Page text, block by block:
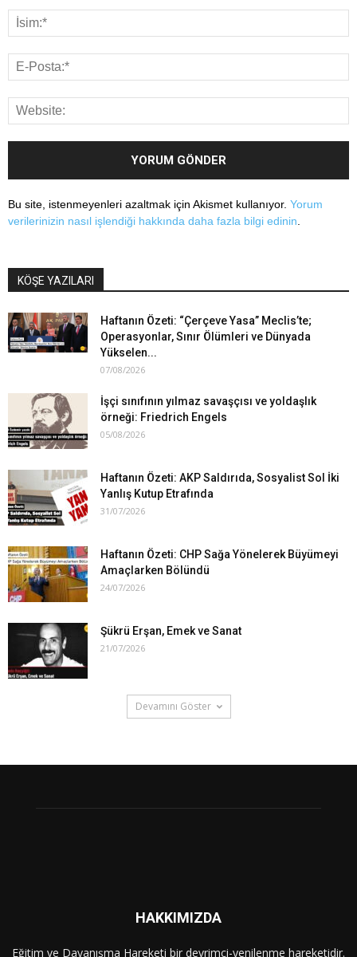
Bu site, istenmeyenleri azaltmak için Akismet kullanıyor. Yorum
verilerinizin nasıl işlendiği hakkında daha fazla bilgi edinin
KÖŞE YAZILARI
Haftanın Özeti: “Çerçeve Yasa” Meclis’te;
Operasyonlar, Sınır Ölümleri ve Dünyada
Yükselen...
07/08/2026
İşçi sınıfının yılmaz savaşçısı ve yoldaşlık
örneği: Friedrich Engels
05/08/2026
Haftanın Özeti: AKP Saldırıda, Sosyalist Sol İki
Yanlış Kutup Etrafında
31/07/2026
Haftanın Özeti: CHP Sağa Yönelerek Büyümeyi
Amaçlarken Bölündü
24/07/2026
Şükrü Erşan, Emek ve Sanat
21/07/2026
Devamını Göster
HAKKIMIZDA
Eğitim ve Dayanışma Hareketi bir devrimci-yenilenme hareketidir.